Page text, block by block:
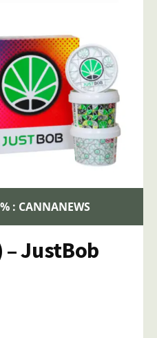
: CANNANEWS
JustBob